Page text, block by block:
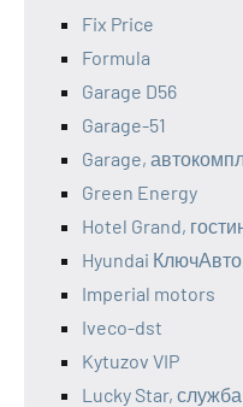
Fix Price
Formula
Garage D56
Garage-51
Garage,
Green Energy
Hotel Grand,
Hyundai
Imperial motors
Iveco-dst
Kytuzov VIP
Lucky Star,